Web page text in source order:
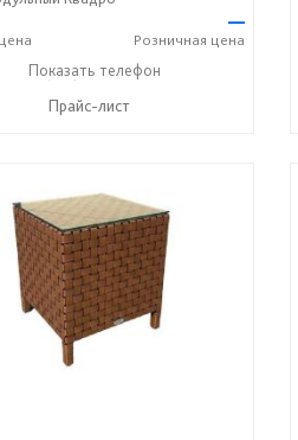
цена
—
Розничная цена
+7 (917) 600-15-16
Показать телефон
Прайс-лист